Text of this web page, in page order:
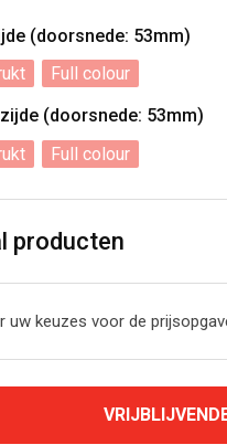
(doorsnede: 53mm)
Full colour
(doorsnede: 53mm)
Full colour
producten
uw keuzes voor de